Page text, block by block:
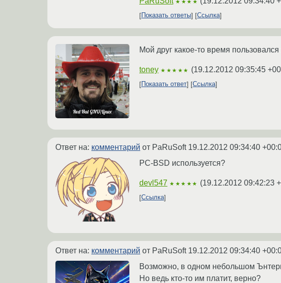
★★★★
Показать ответы Ссылка
Мой друг какое-то время
toney ★★★★★ (19.12.2012 09:35:45
Показать ответ Ссылка
Ответ на: комментарий от PaRuSoft 19.12.2012 09:34:40
PC-BSD используется?
devl547 ★★★★★ (19.12.2012 09:42:23
Ссылка
Ответ на: комментарий от PaRuSoft 19.12.2012 09:34:40
Возможно, в одном небольшом
Но ведь кто-то им платит, верно?